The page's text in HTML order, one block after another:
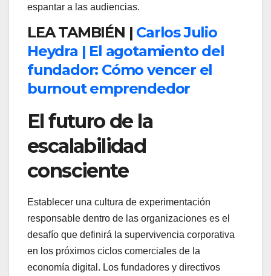
espantar a las audiencias.
LEA TAMBIÉN | Carlos Julio
Heydra | El agotamiento del
fundador: Cómo vencer el
burnout emprendedor
El futuro de la
escalabilidad
consciente
Establecer una cultura de experimentación
responsable dentro de las organizaciones es el
desafío que definirá la supervivencia corporativa
en los próximos ciclos comerciales de la
economía digital. Los fundadores y directivos